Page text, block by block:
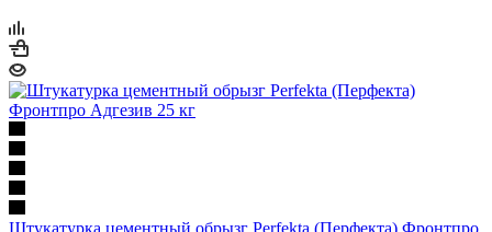
Штукатурка цементный обрызг Perfekta (Перфекта) Фронтпро